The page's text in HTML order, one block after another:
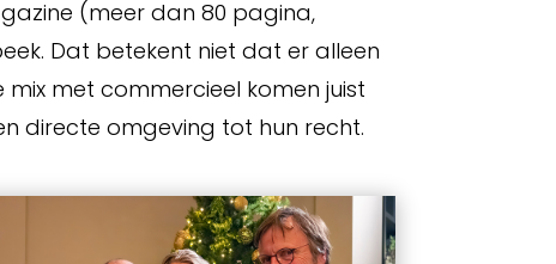
(meer dan 80 pagina,
Dat betekent niet dat er alleen
met commercieel komen juist
directe omgeving tot hun recht.